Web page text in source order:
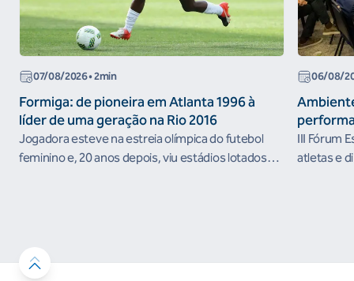
07/08/2026• 2min
Formiga: de pioneira em Atlanta 1996 à
líder de uma geração na Rio 2016
Jogadora esteve na estreia olímpica do futebol
feminino e, 20 anos depois, viu estádios lotados
06/08/
III Fórum
atletas e